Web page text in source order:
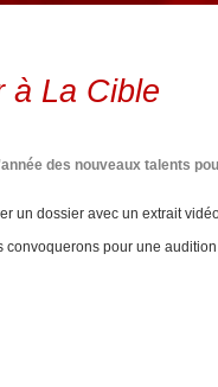
à La Cible
des nouveaux talents
un dossier avec un extrait
pour une